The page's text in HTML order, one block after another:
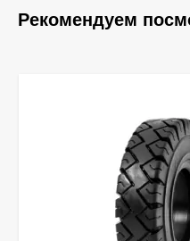
Рекомендуем